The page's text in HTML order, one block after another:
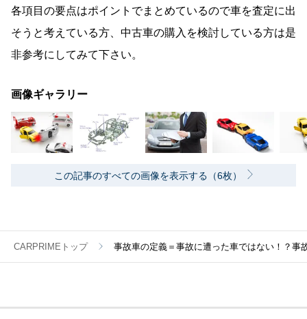
各項目の要点はポイントでまとめているので車を査定に出
そうと考えている方、中古車の購入を検討している方は是
非参考にしてみて下さい。
画像ギャラリー
この記事のすべての画像を表示する（6枚）
CARPRIMEトップ 事故車の定義＝事故に遭った車ではない！？事